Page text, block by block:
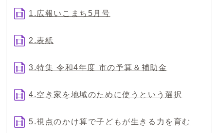
1.広報いこまち5月号
2.表紙
3.特集 令和4年度 市の予算＆補助金
4.空き家を地域のために使うという選択
5.視点のかけ算で子どもが生きる力を育む